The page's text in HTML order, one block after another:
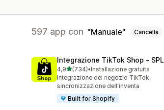
597 app con Manuale Cancella
Integrazione TikTok Shop ‑ SPL
4,9stelle su 5
(734)
734 recensioni totali
•Installazione gratuita
Integrazione del negozio TikTok,
sincronizzazione dell'inventa
Built for Shopify